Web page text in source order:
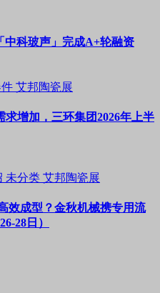
科玻声」完成A+轮融资
艾邦陶瓷展
增加，三环集团2026年上半
未分类 艾邦陶瓷展
效成型？金秋机械携专用流
28日）